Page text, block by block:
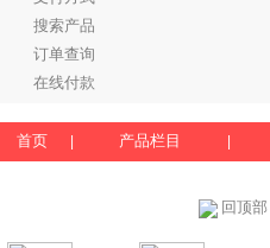
搜索产品
订单查询
在线付款
首页 产品栏目
回顶部